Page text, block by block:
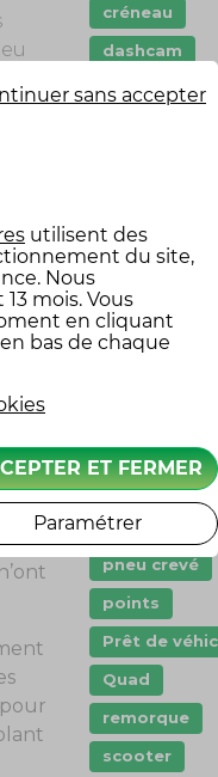
DE
créneau
dashcam
Droit
Innovation
jeune permis
klaxon
mécanique
permis
permis moto
pneu crevé
points
Prêt de
Quad
remorque
scooter
utilisent des
du site,
Nous
mois. Vous
en cliquant
bas de chaque
sans accepter
ET FERMER
Paramétrer